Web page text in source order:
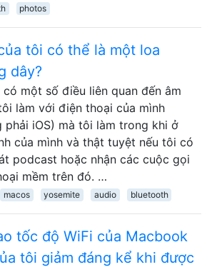
photos
tôi có thể là một loa
dây?
có một số điều liên quan đến âm
làm với điện thoại của mình
phải iOS) mà tôi làm trong khi ở
của mình và thật tuyệt nếu tôi có
podcast hoặc nhận các cuộc gọi
mềm trên đó. …
macos yosemite audio bluetooth
tốc độ WiFi của Macbook
tôi giảm đáng kể khi được